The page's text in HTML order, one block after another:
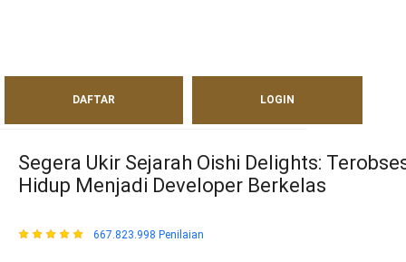
DAFTAR LOGIN
Segera Ukir Sejarah Oishi Delights:
Hidup Menjadi Developer Berkelas
667.823.998 Penilaian